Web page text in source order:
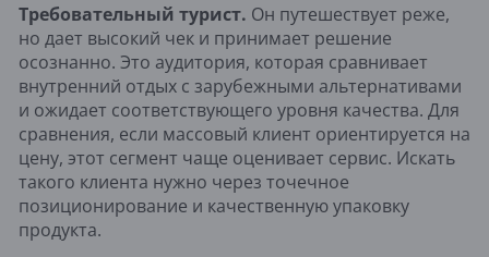
Требовательный турист. Он путешествует реже,
но дает высокий чек и принимает решение
осознанно. Это аудитория, которая сравнивает
внутренний отдых с зарубежными альтернативами
и ожидает соответствующего уровня качества. Для
сравнения, если массовый клиент ориентируется на
цену, этот сегмент чаще оценивает сервис. Искать
такого клиента нужно через точечное
позиционирование и качественную упаковку
продукта.